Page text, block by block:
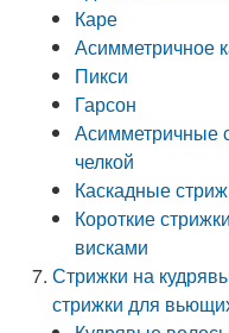
Каре
Асимметричное
Пикси
Гарсон
Асимметричные
челкой
Каскадные
Короткие
висками
Стрижки на
стрижки для